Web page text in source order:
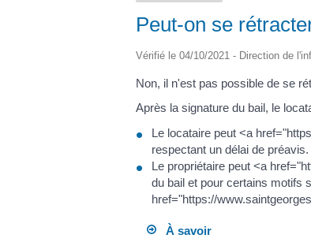
Peut-on se
Vérifié le 04/10/2021 - Direction de
Non, il n'est pas possible de se
Après la signature du bail, le
Le locataire peut <a
respectant un délai de préavis.
Le propriétaire peut <a
du bail et pour certains motifs
href="https://
À savoir